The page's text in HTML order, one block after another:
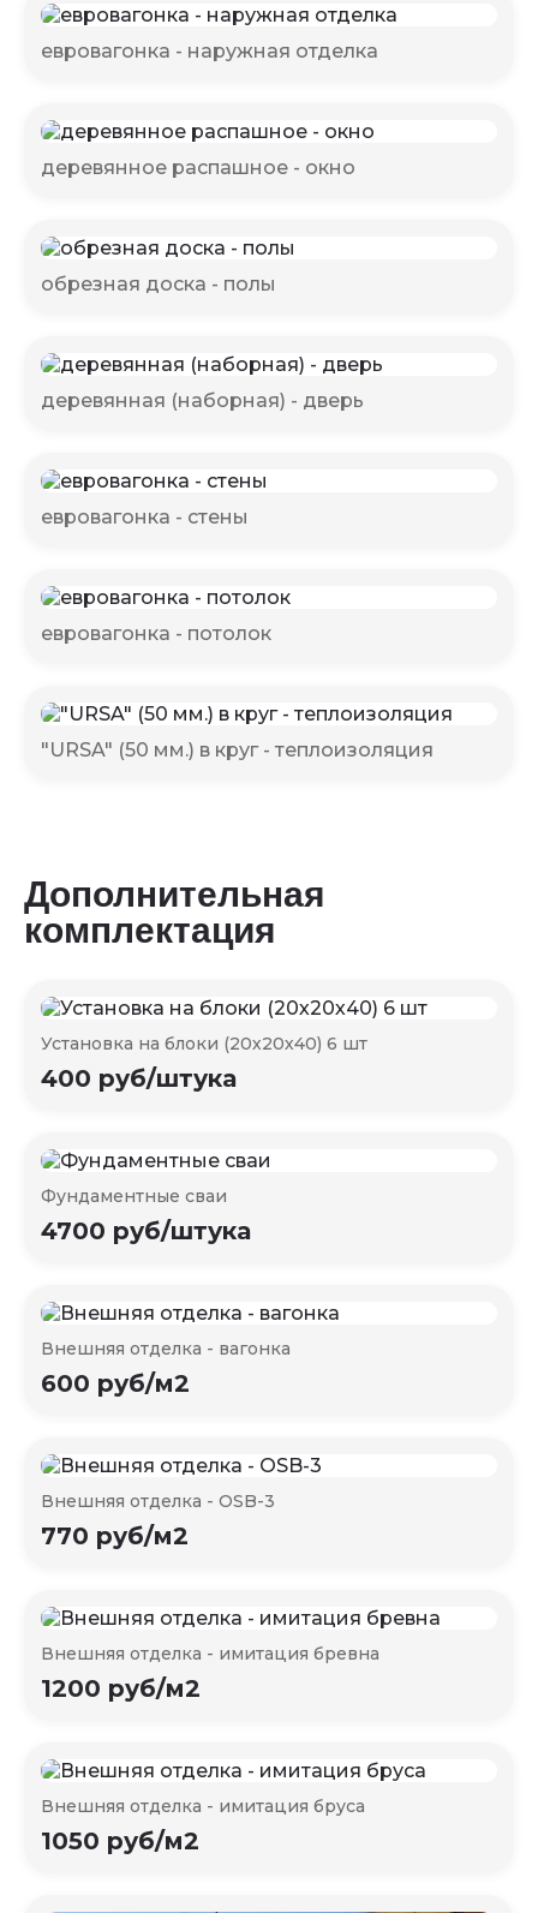
евровагонка - наружная отделка
деревянное распашное - окно
обрезная доска - полы
деревянная (наборная) - дверь
евровагонка - стены
евровагонка - потолок
"URSA" (50 мм.) в круг - теплоизоляция
Дополнительная
комплектация
Установка на блоки (20х20х40) 6 шт
400 руб/штука
Фундаментные сваи
4700 руб/штука
Внешняя отделка - вагонка
600 руб/м2
Внешняя отделка - OSB-3
770 руб/м2
Внешняя отделка - имитация бревна
1200 руб/м2
Внешняя отделка - имитация бруса
1050 руб/м2